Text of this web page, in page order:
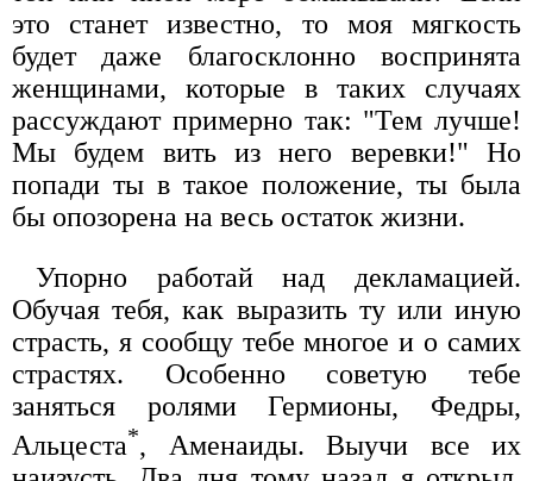
это станет известно, то моя мягкость
будет даже благосклонно воспринята
женщинами, которые в таких случаях
рассуждают примерно так: "Тем лучше!
Мы будем вить из него веревки!" Но
попади ты в такое положение, ты была
бы опозорена на весь остаток жизни.
Упорно работай над декламацией.
Обучая тебя, как выразить ту или иную
страсть, я сообщу тебе многое и о самих
страстях. Особенно советую тебе
заняться ролями Гермионы, Федры,
Альцеста*, Аменаиды. Выучи все их